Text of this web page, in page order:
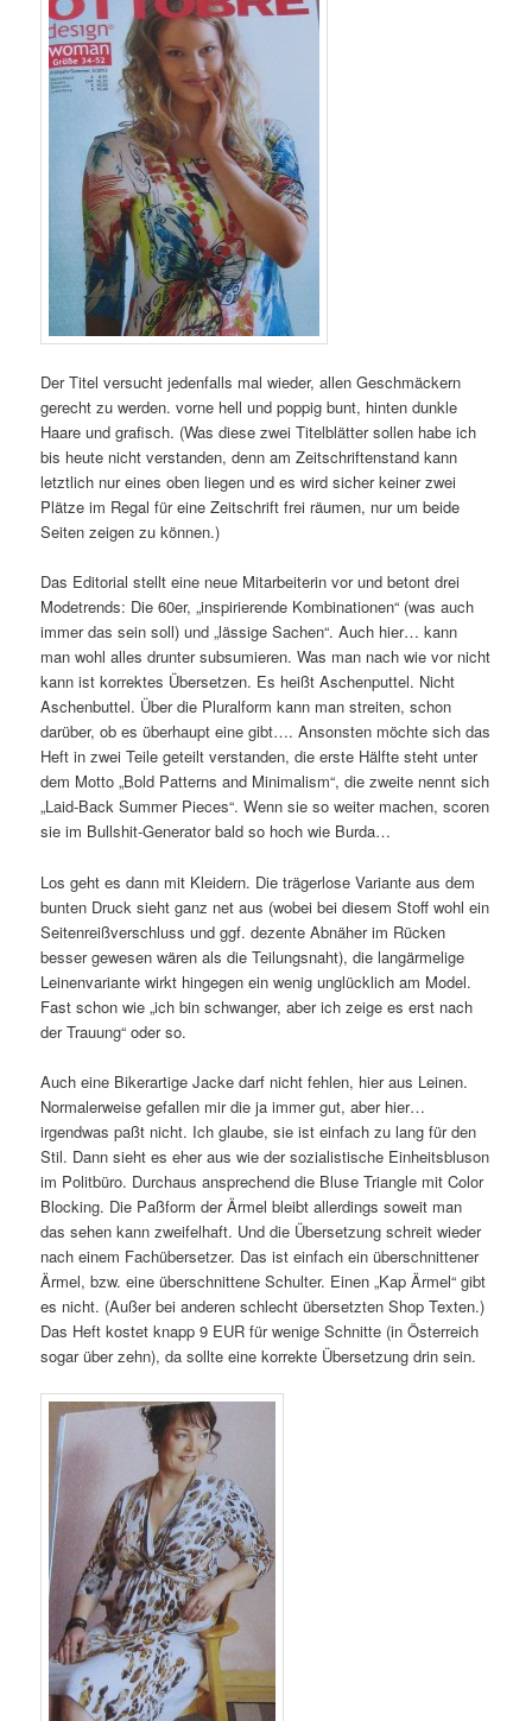
Der Titel versucht jedenfalls mal wieder, allen Geschmäckern
gerecht zu werden. vorne hell und poppig bunt, hinten dunkle
Haare und grafisch. (Was diese zwei Titelblätter sollen habe ich
bis heute nicht verstanden, denn am Zeitschriftenstand kann
letztlich nur eines oben liegen und es wird sicher keiner zwei
Plätze im Regal für eine Zeitschrift frei räumen, nur um beide
Seiten zeigen zu können.)
Das Editorial stellt eine neue Mitarbeiterin vor und betont drei
Modetrends: Die 60er, „inspirierende Kombinationen“ (was auch
immer das sein soll) und „lässige Sachen“. Auch hier… kann
man wohl alles drunter subsumieren. Was man nach wie vor nicht
kann ist korrektes Übersetzen. Es heißt Aschenputtel. Nicht
Aschenbuttel. Über die Pluralform kann man streiten, schon
darüber, ob es überhaupt eine gibt…. Ansonsten möchte sich das
Heft in zwei Teile geteilt verstanden, die erste Hälfte steht unter
dem Motto „Bold Patterns and Minimalism“, die zweite nennt sich
„Laid-Back Summer Pieces“. Wenn sie so weiter machen, scoren
sie im Bullshit-Generator bald so hoch wie Burda…
Los geht es dann mit Kleidern. Die trägerlose Variante aus dem
bunten Druck sieht ganz net aus (wobei bei diesem Stoff wohl ein
Seitenreißverschluss und ggf. dezente Abnäher im Rücken
besser gewesen wären als die Teilungsnaht), die langärmelige
Leinenvariante wirkt hingegen ein wenig unglücklich am Model.
Fast schon wie „ich bin schwanger, aber ich zeige es erst nach
der Trauung“ oder so.
Auch eine Bikerartige Jacke darf nicht fehlen, hier aus Leinen.
Normalerweise gefallen mir die ja immer gut, aber hier…
irgendwas paßt nicht. Ich glaube, sie ist einfach zu lang für den
Stil. Dann sieht es eher aus wie der sozialistische Einheitsbluson
im Politbüro. Durchaus ansprechend die Bluse Triangle mit Color
Blocking. Die Paßform der Ärmel bleibt allerdings soweit man
das sehen kann zweifelhaft. Und die Übersetzung schreit wieder
nach einem Fachübersetzer. Das ist einfach ein überschnittener
Ärmel, bzw. eine überschnittene Schulter. Einen „Kap Ärmel“ gibt
es nicht. (Außer bei anderen schlecht übersetzten Shop Texten.)
Das Heft kostet knapp 9 EUR für wenige Schnitte (in Österreich
sogar über zehn), da sollte eine korrekte Übersetzung drin sein.